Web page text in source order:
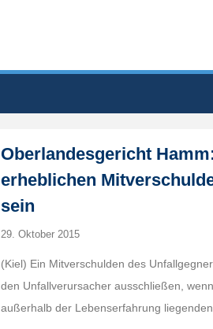
Oberlandesgericht
erheblichen
sein
29. Oktober 2015
(Kiel) Ein Mitverschulden des
den Unfallverursacher ausschließen,
außerhalb der Lebenserfahrung